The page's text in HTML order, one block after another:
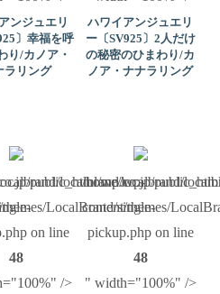
ンジュエリ
〕幸福を呼
り/カノア・
ラリング
ハワイアンジュエリ
ー〔SV925〕2人だけ
の秘密のひまわり/カ
ノア・ナナラリング
public_html/wp/wp-
localbrand.co.jp/
themes/LocalBrand/single-
on line
48
/>
/home/localbrand/
content/themes/
pickup.php on line
48
" width="100%" />